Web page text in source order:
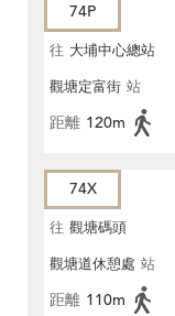
74P
往 大埔中心總站
觀塘定富街 站
距離 120m
74X
往 觀塘碼頭
觀塘道休憩處 站
距離 110m